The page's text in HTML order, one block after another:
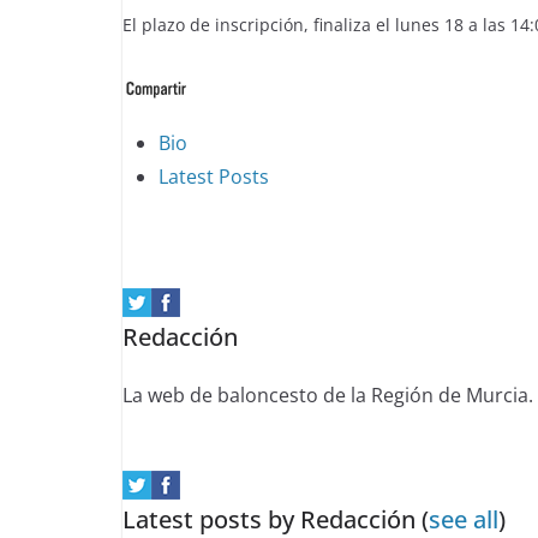
El plazo de inscripción, finaliza el lunes 18 a las
The
following
content
below.
Bio
Latest Posts
Redacción
La web de baloncesto de la Región de Murcia.
Latest posts by Redacción (see all)